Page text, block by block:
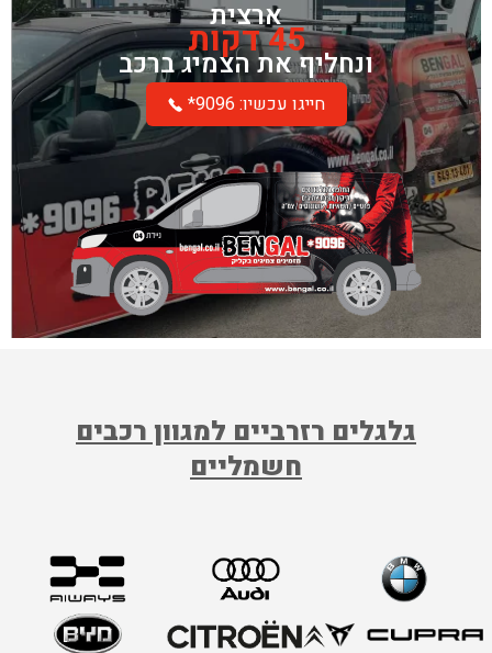
ארצית
45 דקות
ונחליף את הצמיג ברכב
*חייגו עכשיו: 9096
גלגלים רזרביים למגוון רכבים
חשמליים